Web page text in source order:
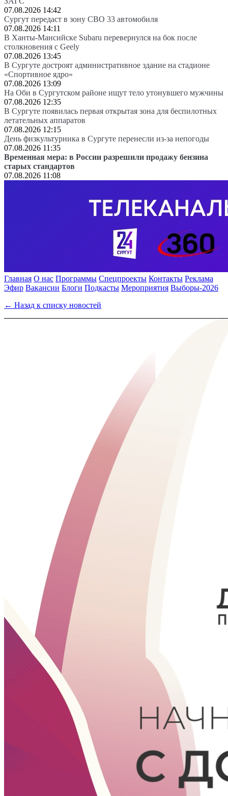
07.08.2026 14:42
Сургут передаст в зону СВО 33 автомобиля
07.08.2026 14:11
В Ханты-Мансийске Subaru перевернулся на бок после
столкновения с Geely
07.08.2026 13:45
В Сургуте достроят административное здание на стадионе
«Спортивное ядро»
07.08.2026 13:09
На Оби в Сургутском районе ищут тело утонувшего мужчины
07.08.2026 12:35
В Сургуте появилась первая открытая зона для беспилотных
летательных аппаратов
07.08.2026 12:15
День физкультурника в Сургуте перенесли из-за непогоды
07.08.2026 11:35
Временная мера: в России разрешили продажу бензина
старых стандартов
07.08.2026 11:08
Главная О нас Программы Спецпроекты Контакты Реклама
Эфир Вакансии Блоги Подкасты Мероприятия Выборы-2026
← Назад к списку новостей